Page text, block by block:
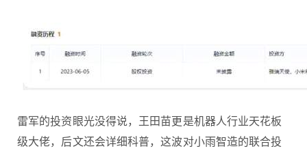
雷军的投资眼光没得说，王田苗更是机器人行业天花板
级大佬，后文还会详细科普，这波对小雨智造的联合投